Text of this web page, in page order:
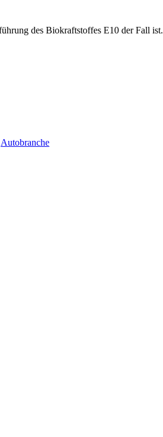
des Biokraftstoffes E10 der Fall ist.
Autobranche